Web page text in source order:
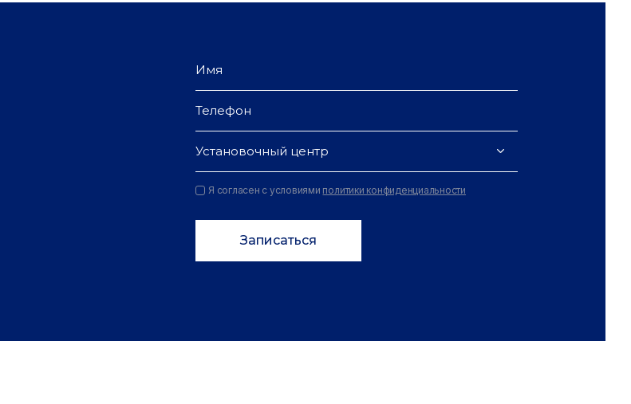
Установочный центр
Я согласен с условиями политики конфиденциальности
Записаться